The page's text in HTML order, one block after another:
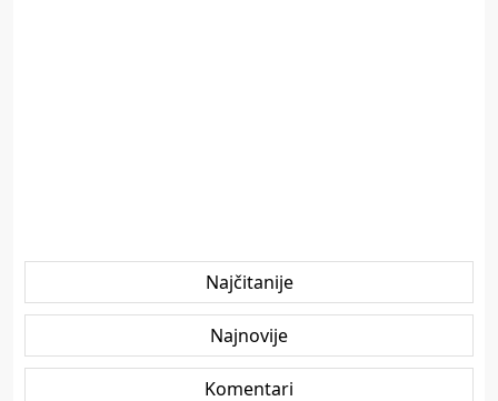
Najčitanije
Najnovije
Komentari